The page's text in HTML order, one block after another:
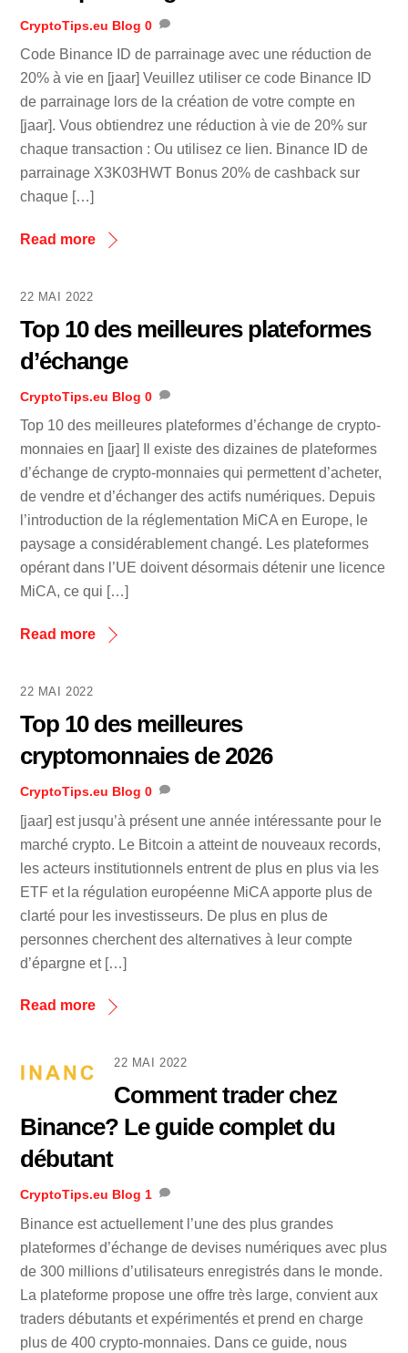
CryptoTips.eu Blog 0
Code Binance ID de parrainage avec une réduction de
20% à vie en [jaar] Veuillez utiliser ce code Binance ID
de parrainage lors de la création de votre compte en
[jaar]. Vous obtiendrez une réduction à vie de 20% sur
chaque transaction : Ou utilisez ce lien. Binance ID de
parrainage X3K03HWT Bonus 20% de cashback sur
chaque […]
Read more
22 MAI 2022
Top 10 des meilleures plateformes
d’échange
CryptoTips.eu Blog 0
Top 10 des meilleures plateformes d’échange de crypto-
monnaies en [jaar] Il existe des dizaines de plateformes
d’échange de crypto-monnaies qui permettent d’acheter,
de vendre et d’échanger des actifs numériques. Depuis
l’introduction de la réglementation MiCA en Europe, le
paysage a considérablement changé. Les plateformes
opérant dans l’UE doivent désormais détenir une licence
MiCA, ce qui […]
Read more
22 MAI 2022
Top 10 des meilleures
cryptomonnaies de 2026
CryptoTips.eu Blog 0
[jaar] est jusqu’à présent une année intéressante pour le
marché crypto. Le Bitcoin a atteint de nouveaux records,
les acteurs institutionnels entrent de plus en plus via les
ETF et la régulation européenne MiCA apporte plus de
clarté pour les investisseurs. De plus en plus de
personnes cherchent des alternatives à leur compte
d’épargne et […]
Read more
22 MAI 2022
Comment trader chez
Binance? Le guide complet du
débutant
CryptoTips.eu Blog 1
Binance est actuellement l’une des plus grandes
plateformes d’échange de devises numériques avec plus
de 300 millions d’utilisateurs enregistrés dans le monde.
La plateforme propose une offre très large, convient aux
traders débutants et expérimentés et prend en charge
plus de 400 crypto-monnaies. Dans ce guide, nous